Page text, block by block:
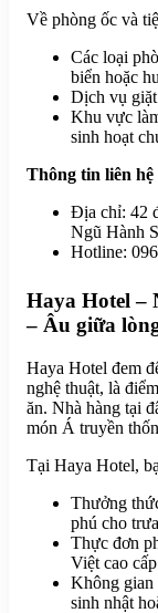
Về phòng ốc và
Các loại
biển hoặc
Dịch vụ
Khu vực
sinh hoạt
Thông tin liên hệ
Địa chỉ: 42
Ngũ Hành
Hotline:
Haya Hotel –
– Âu giữa
Haya Hotel đem
nghệ thuật, là
ăn. Nhà hàng tại
món Á truyền
Tại Haya Hotel,
Thưởng
phú cho
Thực đơn
Việt cao
Không gian
sinh nhật